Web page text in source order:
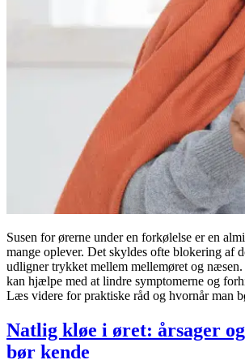
Susen for ørerne under en forkølelse er en
mange oplever. Det skyldes ofte blokering af
udligner trykket mellem mellemøret og næsen.
kan hjælpe med at lindre symptomerne og
Læs videre for praktiske råd og hvornår man
Natlig kløe i øret: årsager
bør kende